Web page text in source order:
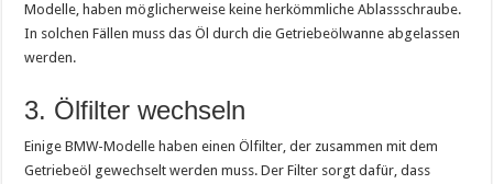
Modelle, haben möglicherweise keine herkömmliche Ablassschraube.
In solchen Fällen muss das Öl durch die Getriebeölwanne abgelassen
werden.
3. Ölfilter wechseln
Einige BMW-Modelle haben einen Ölfilter, der zusammen mit dem
Getriebeöl gewechselt werden muss. Der Filter sorgt dafür, dass